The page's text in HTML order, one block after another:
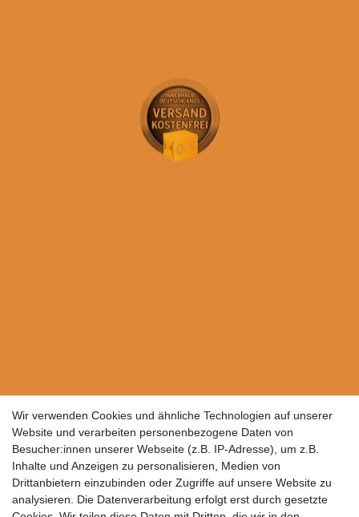
Wir verwenden Cookies und ähnliche Technologien auf unserer
Website und verarbeiten personenbezogene Daten von
Besucher:innen unserer Webseite (z.B. IP-Adresse), um z.B.
Inhalte und Anzeigen zu personalisieren, Medien von
Drittanbietern einzubinden oder Zugriffe auf unsere Website zu
analysieren. Die Datenverarbeitung erfolgt erst durch gesetzte